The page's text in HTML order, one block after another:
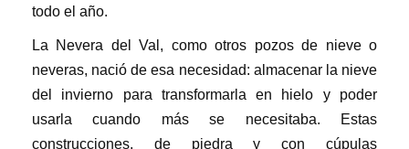
todo el año.
La Nevera del Val, como otros pozos de nieve o
neveras, nació de esa necesidad: almacenar la nieve
del invierno para transformarla en hielo y poder
usarla cuando más se necesitaba. Estas
construcciones, de piedra y con cúpulas